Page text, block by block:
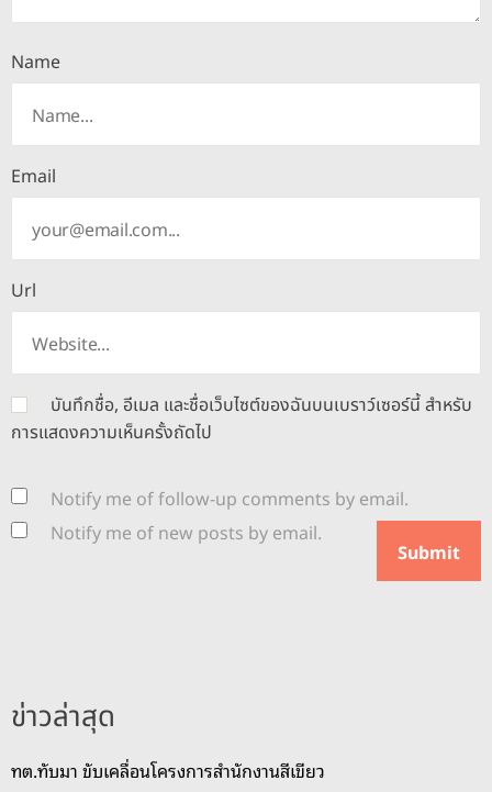
Name
Email
Url
บันทึกชื่อ, อีเมล และชื่อเว็บไซต์ของฉันบนเบราว์เซอร์นี้ สำหรับ
การแสดงความเห็นครั้งถัดไป
Notify me of follow-up comments by email.
Notify me of new posts by email.
ข่าวล่าสุด
ทต.ทับมา ขับเคลื่อนโครงการสำนักงานสีเขียว